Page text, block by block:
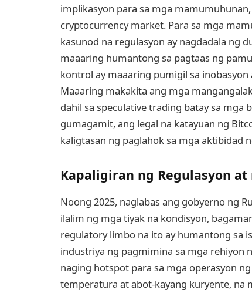
implikasyon para sa mga
cryptocurrency market. Para sa mga
kasunod na regulasyon ay nagdadala ng
maaaring humantong sa pagtaas ng
kontrol ay maaaring pumigil sa
Maaaring makakita ang mga
dahil sa speculative trading batay sa mga
gumagamit, ang legal na katayuan ng
kaligtasan ng paglahok sa mga aktibidad
Kapaligiran ng Regulasyon
Noong 2025, naglabas ang gobyerno ng
ilalim ng mga tiyak na kondisyon,
regulatory limbo na ito ay humantong sa
industriya ng pagmimina sa mga rehiyon
naging hotspot para sa mga operasyon
temperatura at abot-kayang kuryente, na